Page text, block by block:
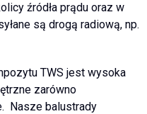
źródła prądu oraz w
są drogą radiową, np.
TWS jest wysoka
zarówno
Nasze balustrady